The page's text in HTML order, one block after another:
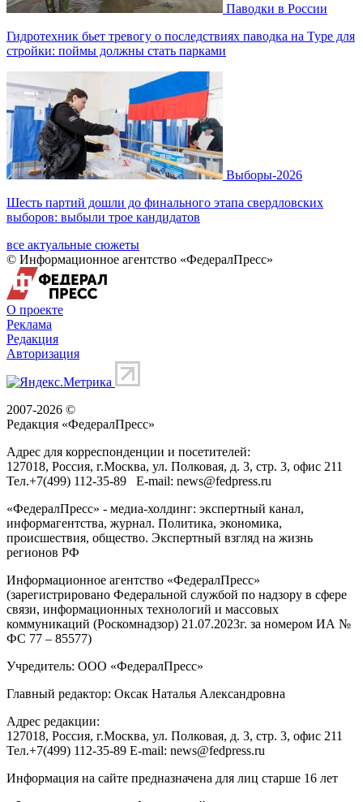
Паводки в России
Гидротехник бьет тревогу о последствиях паводка на Туре для
стройки: поймы должны стать парками
Выборы-2026
Шесть партий дошли до финального этапа свердловских
выборов: выбыли трое кандидатов
все актуальные сюжеты
© Информационное агентство «ФедералПресс»
О проекте
Реклама
Редакция
Авторизация
2007-2026 ©
Редакция «ФедералПресс»
Адрес для корреспонденции и посетителей:
127018, Россия, г.Москва, ул. Полковая, д. 3, стр. 3, офис 211
Тел.+7(499) 112-35-89 E-mail: news@fedpress.ru
«ФедералПресс» - медиа-холдинг: экспертный канал,
информагентства, журнал. Политика, экономика,
происшествия, общество. Экспертный взгляд на жизнь
регионов РФ
Информационное агентство «ФедералПресс»
(зарегистрировано Федеральной службой по надзору в сфере
связи, информационных технологий и массовых
коммуникаций (Роскомнадзор) 21.07.2023г. за номером ИА №
ФС 77 – 85577)
Учредитель: ООО «ФедералПресс»
Главный редактор: Оксак Наталья Александровна
Адрес редакции:
127018, Россия, г.Москва, ул. Полковая, д. 3, стр. 3, офис 211
Тел.+7(499) 112-35-89 E-mail: news@fedpress.ru
Информация на сайте предназначена для лиц старше 16 лет